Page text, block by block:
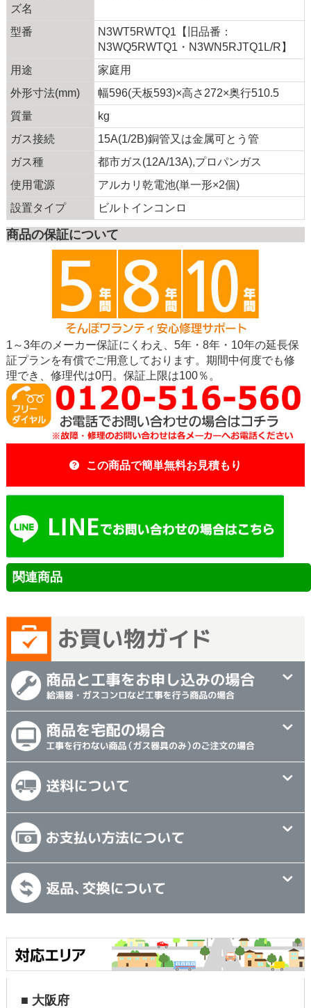
ズ名
型番
N3WT5RWTQ1【旧品番：
N3WQ5RWTQ1・N3WN5RJTQ1L/R】
用途
家庭用
外形寸法(mm)
幅596(天板593)×高さ272×奥行510.5
質量
kg
ガス接続
15A(1/2B)銅管又は金属可とう管
ガス種
都市ガス(12A/13A),プロパンガス
使用電源
アルカリ乾電池(単一形×2個)
設置タイプ
ビルトインコンロ
商品の保証について
1～3年のメーカー保証にくわえ、5年・8年・10年の延長保
証プランを有償でご用意しております。期間中何度でも修
理でき、修理代は0円。保証上限は100％。
この商品で簡単無料お見積もり
関連商品
■ 大阪府